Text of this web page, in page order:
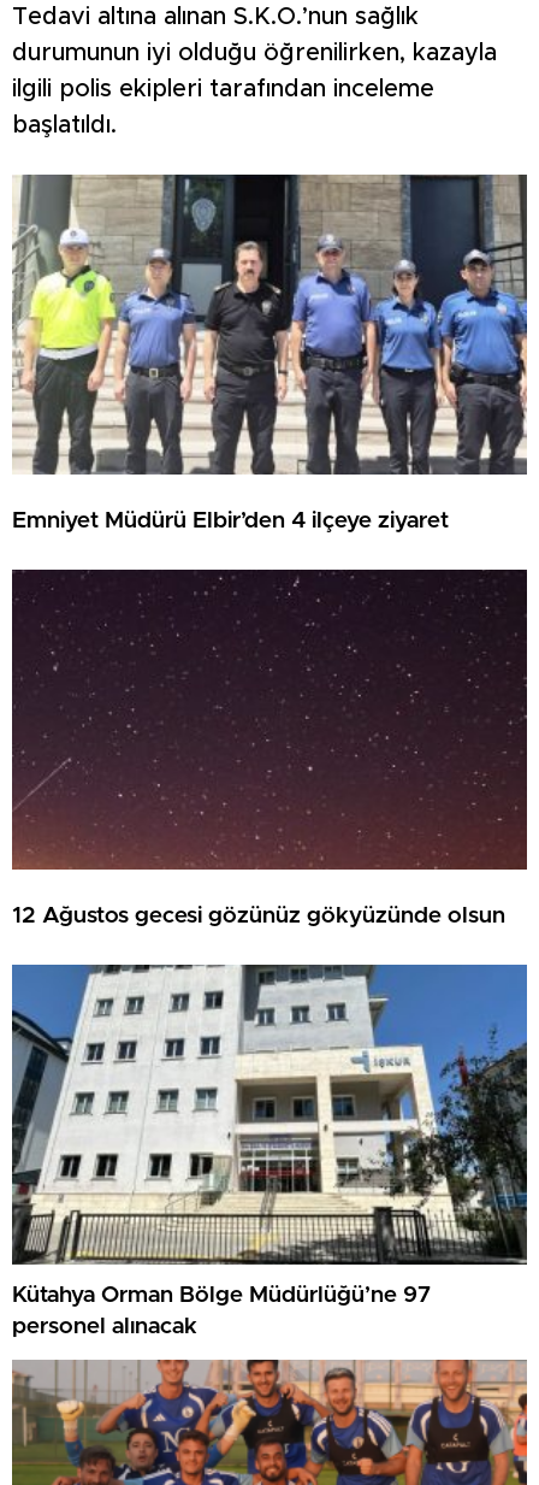
Tedavi altına alınan S.K.O.’nun sağlık
durumunun iyi olduğu öğrenilirken, kazayla
ilgili polis ekipleri tarafından inceleme
başlatıldı.
Emniyet Müdürü Elbir’den 4 ilçeye ziyaret
12 Ağustos gecesi gözünüz gökyüzünde olsun
Kütahya Orman Bölge Müdürlüğü’ne 97
personel alınacak